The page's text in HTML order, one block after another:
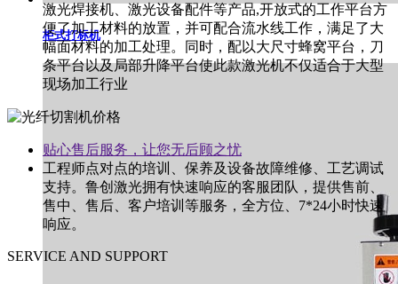
柜式打标机
激光焊接机、激光设备配件等产品,开放式的工作平台方
便了加工材料的放置，并可配合流水线工作，满足了大
幅面材料的加工处理。同时，配以大尺寸蜂窝平台，刀
条平台以及局部升降平台使此款激光机不仅适合于大型
现场加工行业
贴心售后服务，让您无后顾之忧
工程师点对点的培训、保养及设备故障维修、工艺调试
支持。鲁创激光拥有快速响应的客服团队，提供售前、
售中、售后、客户培训等服务，全方位、7*24小时快速
响应。
SERVICE AND SUPPORT